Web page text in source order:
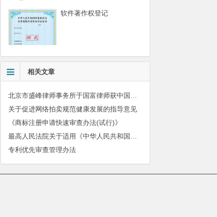
软件著作权登记
相关文章
关于促进网络拍卖规范健康发展的指导意见
《商标注册申请快速审查办法(试行)》
专利优先审查管理办法